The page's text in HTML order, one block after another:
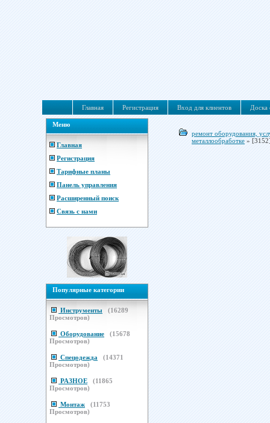
Главная Регистрация Вход для клиентов Доска
Меню
Главная
Регистрация
Тарифные планы
Панель управления
Расширенный поиск
Связь с нами
Популярные категории
Инструменты (16289
Просмотров)
Оборудование (15678
Просмотров)
Спецодежда (14371
Просмотров)
РАЗНОЕ (11865
Просмотров)
Монтаж (11753
Просмотров)
ремонт оборудования,
металлообработке »